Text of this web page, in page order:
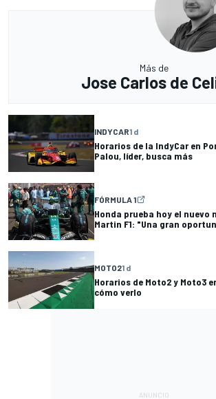
Más de
Jose Carlos de
INDYCAR1 d
Horarios de la IndyCar en
Palou, líder, busca más
FÓRMULA 1
Honda prueba hoy el nuevo
Martin F1: "Una gran
MOTO21 d
Horarios de Moto2 y Moto3
cómo verlo